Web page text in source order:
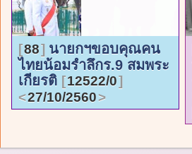
88
นายกฯขอบคุณคน
ไทยน้อมรำลึกร.9 สมพระ
เกียรติ
12522/0
27/10/2560